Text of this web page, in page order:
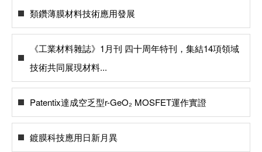
類鑽薄膜材料技術應用發展
《工業材料雜誌》1月刊 四十周年特刊，集結14項領域
技術共同展現材料...
Patentix達成空乏型r-GeO₂ MOSFET運作實證
鍍膜科技應用日新月異